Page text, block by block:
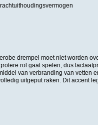
drempel moet niet worden
rol gaat spelen, dus
van verbranding van vetten
uitgeput raken. Dit accent